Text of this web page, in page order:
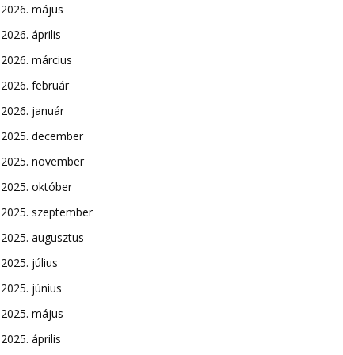
2026. május
2026. április
2026. március
2026. február
2026. január
2025. december
2025. november
2025. október
2025. szeptember
2025. augusztus
2025. július
2025. június
2025. május
2025. április